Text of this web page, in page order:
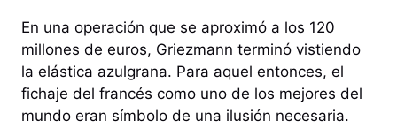
En una operación que se aproximó a los 120
millones de euros, Griezmann terminó vistiendo
la elástica azulgrana. Para aquel entonces, el
fichaje del francés como uno de los mejores del
mundo eran símbolo de una ilusión necesaria.